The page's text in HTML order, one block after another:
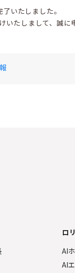
いたしました。
いたしまして、誠に
ロ
AI
AI